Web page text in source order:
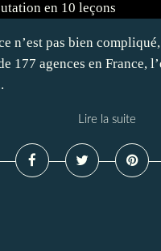
n’est pas bien
177 agences en France,
Lire la suite